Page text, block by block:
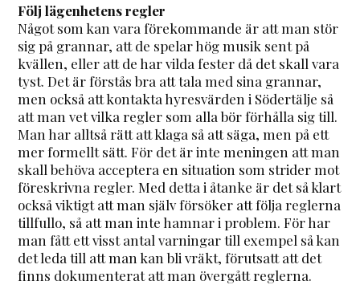
Följ lägenhetens regler
Något som kan vara förekommande är att man stör
sig på grannar, att de spelar hög musik sent på
kvällen, eller att de har vilda fester då det skall vara
tyst. Det är förstås bra att tala med sina grannar,
men också att kontakta hyresvärden i Södertälje så
att man vet vilka regler som alla bör förhålla sig till.
Man har alltså rätt att klaga så att säga, men på ett
mer formellt sätt. För det är inte meningen att man
skall behöva acceptera en situation som strider mot
föreskrivna regler. Med detta i åtanke är det så klart
också viktigt att man själv försöker att följa reglerna
tillfullo, så att man inte hamnar i problem. För har
man fått ett visst antal varningar till exempel så kan
det leda till att man kan bli vräkt, förutsatt att det
finns dokumenterat att man övergått reglerna.